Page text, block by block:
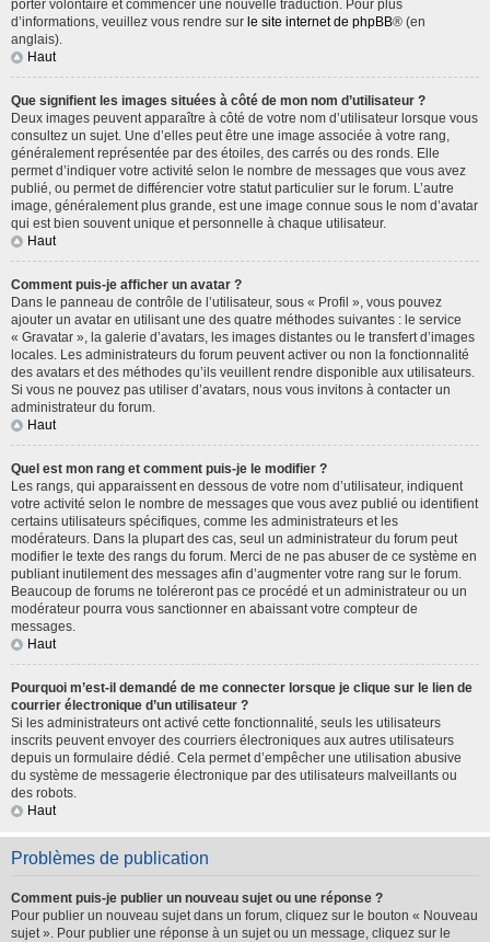
porter volontaire et commencer une nouvelle traduction. Pour plus
d’informations, veuillez vous rendre sur le site internet de phpBB® (en
anglais).
Haut
Que signifient les images situées à côté de mon nom d’utilisateur ?
Deux images peuvent apparaître à côté de votre nom d’utilisateur lorsque vous
consultez un sujet. Une d’elles peut être une image associée à votre rang,
généralement représentée par des étoiles, des carrés ou des ronds. Elle
permet d’indiquer votre activité selon le nombre de messages que vous avez
publié, ou permet de différencier votre statut particulier sur le forum. L’autre
image, généralement plus grande, est une image connue sous le nom d’avatar
qui est bien souvent unique et personnelle à chaque utilisateur.
Haut
Comment puis-je afficher un avatar ?
Dans le panneau de contrôle de l’utilisateur, sous « Profil », vous pouvez
ajouter un avatar en utilisant une des quatre méthodes suivantes : le service
« Gravatar », la galerie d’avatars, les images distantes ou le transfert d’images
locales. Les administrateurs du forum peuvent activer ou non la fonctionnalité
des avatars et des méthodes qu’ils veuillent rendre disponible aux utilisateurs.
Si vous ne pouvez pas utiliser d’avatars, nous vous invitons à contacter un
administrateur du forum.
Haut
Quel est mon rang et comment puis-je le modifier ?
Les rangs, qui apparaissent en dessous de votre nom d’utilisateur, indiquent
votre activité selon le nombre de messages que vous avez publié ou identifient
certains utilisateurs spécifiques, comme les administrateurs et les
modérateurs. Dans la plupart des cas, seul un administrateur du forum peut
modifier le texte des rangs du forum. Merci de ne pas abuser de ce système en
publiant inutilement des messages afin d’augmenter votre rang sur le forum.
Beaucoup de forums ne toléreront pas ce procédé et un administrateur ou un
modérateur pourra vous sanctionner en abaissant votre compteur de
messages.
Haut
Pourquoi m’est-il demandé de me connecter lorsque je clique sur le lien de
courrier électronique d’un utilisateur ?
Si les administrateurs ont activé cette fonctionnalité, seuls les utilisateurs
inscrits peuvent envoyer des courriers électroniques aux autres utilisateurs
depuis un formulaire dédié. Cela permet d’empêcher une utilisation abusive
du système de messagerie électronique par des utilisateurs malveillants ou
des robots.
Haut
Problèmes de publication
Comment puis-je publier un nouveau sujet ou une réponse ?
Pour publier un nouveau sujet dans un forum, cliquez sur le bouton « Nouveau
sujet ». Pour publier une réponse à un sujet ou un message, cliquez sur le